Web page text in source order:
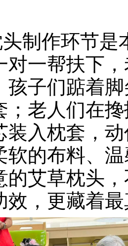
制作环节是
对一帮扶下
孩子们踮着
；老人们在
装入枕套，
软的布料、
的艾草枕头
效，更藏着